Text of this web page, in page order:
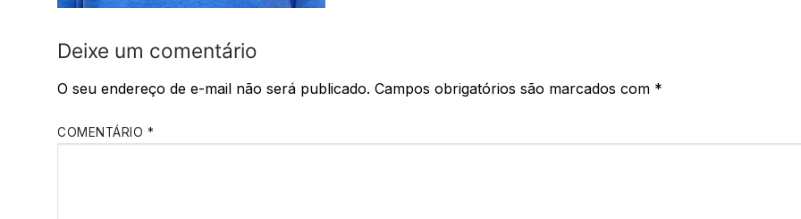
Deixe um comentário
O seu endereço de e-mail não será publicado. Campos obrigatórios são marcados com *
COMENTÁRIO *